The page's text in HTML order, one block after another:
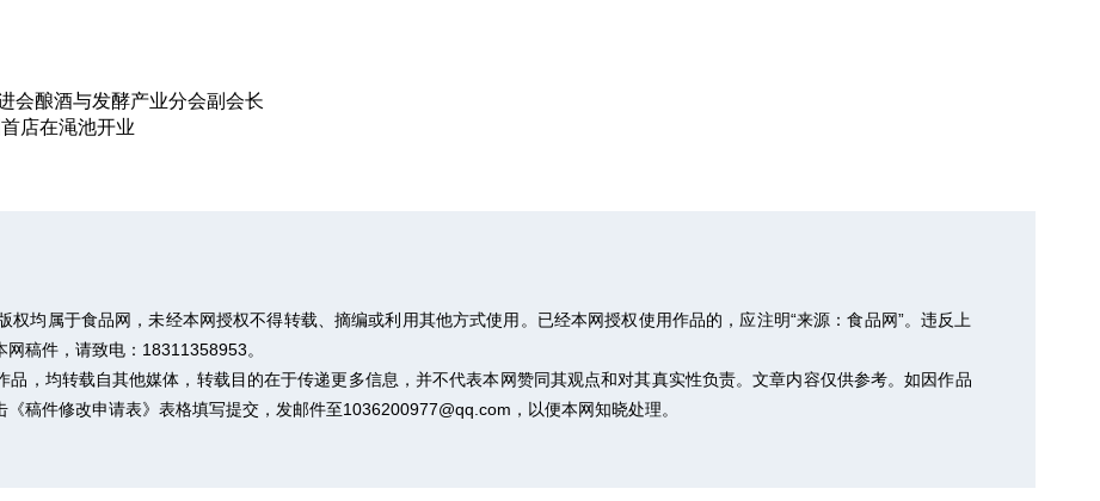
会酿酒与发酵产业分会副会长
店在渑池开业
权均属于食品网，未经本网授权不得转载、摘编或利用其他方式使用。已经本网授权使用作品的，应注明“来源：食品网”。违反上
稿件，请致电：18311358953。
品，均转载自其他媒体，转载目的在于传递更多信息，并不代表本网赞同其观点和对其真实性负责。文章内容仅供参考。如因作品
《稿件修改申请表》 表格填写提交，发邮件至1036200977@qq.com，以便本网知晓处理。